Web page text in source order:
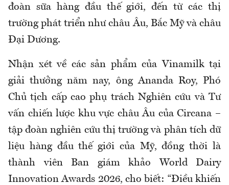
đoàn sữa hàng đầu thế giới, đến từ các thị
trường phát triển như châu Âu, Bắc Mỹ và châu
Đại Dương.
Nhận xét về các sản phẩm của Vinamilk tại
giải thưởng năm nay, ông Ananda Roy, Phó
Chủ tịch cấp cao phụ trách Nghiên cứu và Tư
vấn chiến lược khu vực châu Âu của Circana –
tập đoàn nghiên cứu thị trường và phân tích dữ
liệu hàng đầu thế giới của Mỹ, đồng thời là
thành viên Ban giám khảo World Dairy
Innovation Awards 2026, cho biết: “Điều khiến